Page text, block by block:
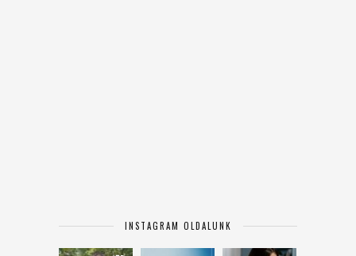
INSTAGRAM OLDALUNK